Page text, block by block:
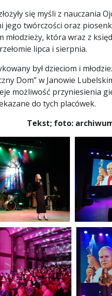
się myśli z nauczania
jego twórczości oraz
młodzieży, która wraz z
lipca i sierpnia.
był dzieciom i
Dom” w Janowie
możliwość przyniesienia
do tych placówek.
Tekst; foto: